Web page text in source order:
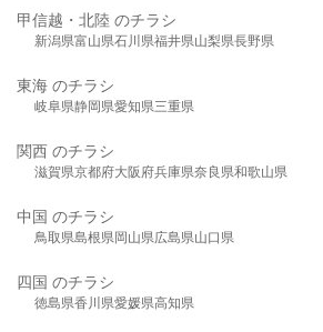
甲信越・北陸 のチラシ
新潟県富山県石川県福井県山梨県長野県
東海 のチラシ
岐阜県静岡県愛知県三重県
関西 のチラシ
滋賀県京都府大阪府兵庫県奈良県和歌山県
中国 のチラシ
鳥取県島根県岡山県広島県山口県
四国 のチラシ
徳島県香川県愛媛県高知県